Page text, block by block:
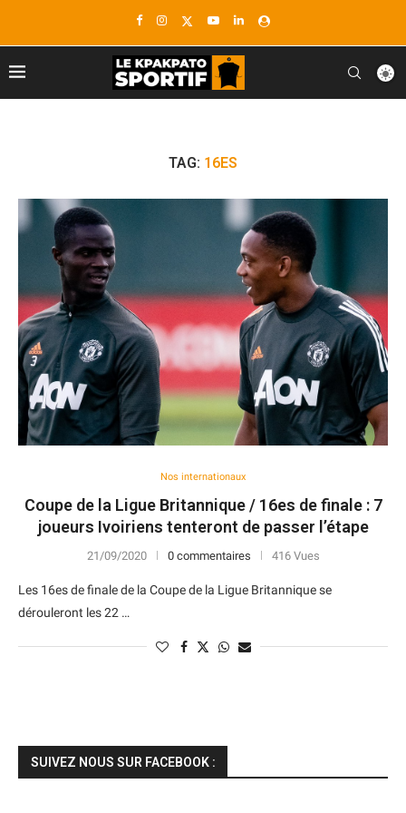
TAG: 16ES
Nos internationaux
Coupe de la Ligue Britannique / 16es de finale : 7
joueurs Ivoiriens tenteront de passer l’étape
21/09/2020 0 commentaires 416 Vues
Les 16es de finale de la Coupe de la Ligue Britannique se
dérouleront les 22 …
SUIVEZ NOUS SUR FACEBOOK :